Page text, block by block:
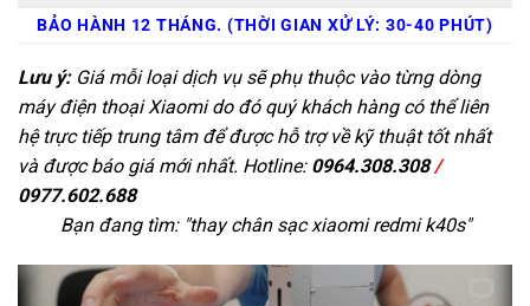
BẢO HÀNH 12 THÁNG. (THỜI GIAN XỬ LÝ: 30-40 PHÚT)
Lưu ý:Giá mỗi loại dịch vụ sẽ phụ thuộc vào từng dòng
máy điện thoại Xiaomi do đó quý khách hàng có thể liên
hệ trực tiếp trung tâm để được hỗ trợ về kỹ thuật tốt nhất
và được báo giá mới nhất. Hotline: 0964.308.308/
0977.602.688
Bạn đang tìm: "thay chân sạc xiaomi redmi k40s"